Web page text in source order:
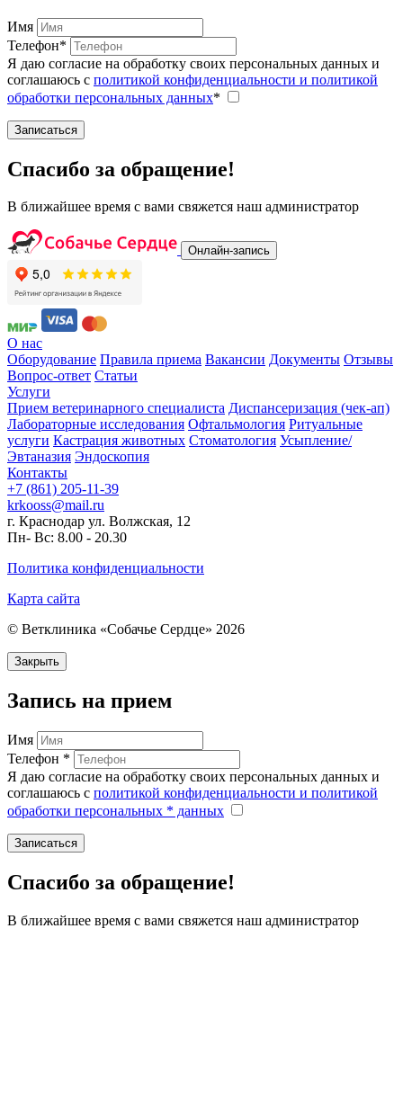
Имя
Телефон*
Я даю согласие на обработку своих персональных данных и
соглашаюсь с политикой конфиденциальности и политикой
обработки персональных данных*
Записаться
Спасибо за обращение!
В ближайшее время с вами свяжется наш администратор
Онлайн-запись
О нас
Оборудование Правила приема Вакансии Документы Отзывы
Вопрос-ответ Статьи
Услуги
Прием ветеринарного специалиста Диспансеризация (чек-ап)
Лабораторные исследования Офтальмология Ритуальные
услуги Кастрация животных Стоматология Усыпление/
Эвтаназия Эндоскопия
Контакты
+7 (861) 205-11-39
krkooss@mail.ru
г. Краснодар ул. Волжская, 12
Пн- Вс: 8.00 - 20.30
Политика конфиденциальности
Карта сайта
© Ветклиника «Собачье Сердце» 2026
Закрыть
Запись на прием
Имя
Телефон *
Я даю согласие на обработку своих персональных данных и
соглашаюсь с политикой конфиденциальности и политикой
обработки персональных * данных
Записаться
Спасибо за обращение!
В ближайшее время с вами свяжется наш администратор